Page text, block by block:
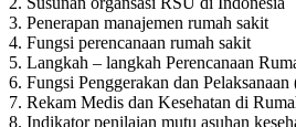
3. Penerapan manajemen rumah sakit
4. Fungsi perencanaan rumah sakit
5. Langkah – langkah Perencanaan
6. Fungsi Penggerakan dan
7. Rekam Medis dan Kesehatan di
8. Indikator penilaian mutu asuhan